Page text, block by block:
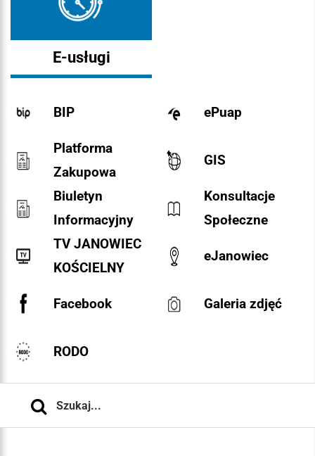
E-usługi
BIP ePuap
Platforma
Zakupowa
GIS
Biuletyn
Informacyjny
Konsultacje
Społeczne
TV JANOWIEC
KOŚCIELNY
eJanowiec
Facebook Galeria zdjęć
RODO